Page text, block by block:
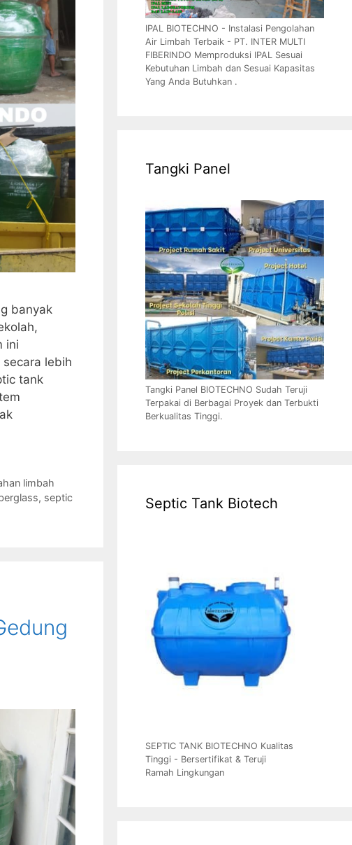
banyak
ini
lebih
tank
limbah
, septic
IPAL BIOTECHNO - Instalasi Pengolahan
Air Limbah Terbaik - PT. INTER MULTI
FIBERINDO Memproduksi IPAL Sesuai
Kebutuhan Limbah dan Sesuai Kapasitas
Yang Anda Butuhkan .
Tangki Panel
Tangki Panel BIOTECHNO Sudah Teruji
Terpakai di Berbagai Proyek dan Terbukti
Berkualitas Tinggi.
Septic Tank Biotech
SEPTIC TANK BIOTECHNO Kualitas
Tinggi - Bersertifikat & Teruji
Ramah Lingkungan